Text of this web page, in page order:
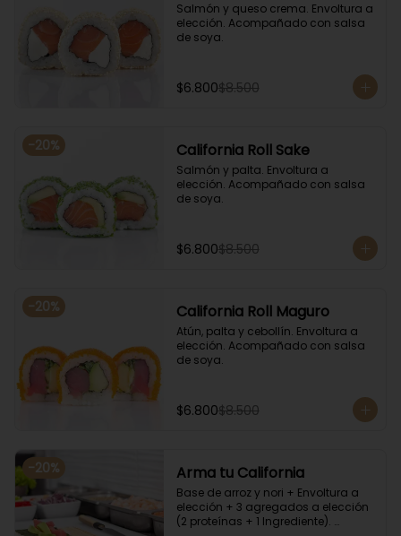
Salmón y queso crema. Envoltura a
elección. Acompañado con salsa
de soya.
$6.800$8.500
-20% California Roll Sake
Salmón y palta. Envoltura a
elección. Acompañado con salsa
de soya.
$6.800$8.500
-20% California Roll Maguro
Atún, palta y cebollín. Envoltura a
elección. Acompañado con salsa
de soya.
$6.800$8.500
-20% Arma tu California
Base de arroz y nori + Envoltura a
elección + 3 agregados a elección
(2 proteínas + 1 Ingrediente).